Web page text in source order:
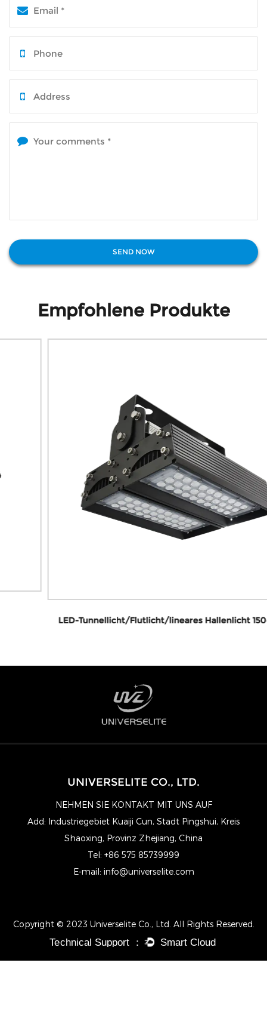
Empfohlene Produkte
LED-Tunnellicht/Flutlicht/lineares Hallenlicht 150–240 W
UNIVERSELITE CO., LTD.
NEHMEN SIE KONTAKT MIT UNS AUF
Add: Industriegebiet Kuaiji Cun, Stadt Pingshui, Kreis
Shaoxing, Provinz Zhejiang, China
Tel: +86 575 85739999
E-mail: info@universelite.com
Copyright © 2023 Universelite Co., Ltd. All Rights Reserved.